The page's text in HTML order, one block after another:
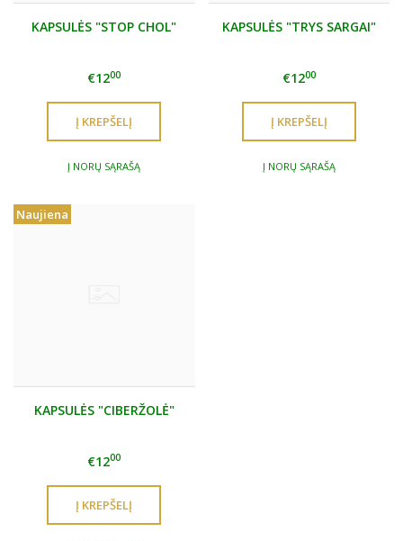
KAPSULĖS "STOP CHOL"
€1200
Į NORŲ SĄRAŠĄ
KAPSULĖS "TRYS SARGAI"
€1200
Į NORŲ SĄRAŠĄ
Naujiena
KAPSULĖS "CIBERŽOLĖ"
€1200